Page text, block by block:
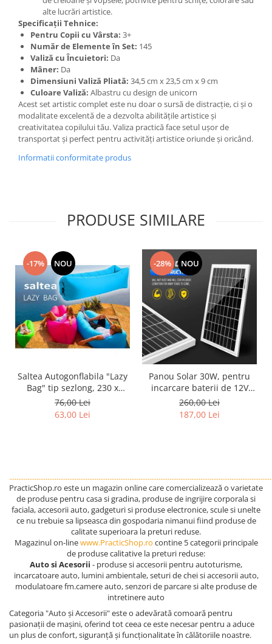
alte lucrări artistice.
Specificații Tehnice:
Pentru Copii cu Vârsta: 3+
Număr de Elemente în Set: 145
Valiză cu Încuietori: Da
Mâner: Da
Dimensiuni Valiză Pliată: 34,5 cm x 23,5 cm x 9 cm
Culoare Valiză: Albastru cu design de unicorn
Acest set artistic complet este nu doar o sursă de distracție, ci și o
modalitate excelentă de a dezvolta abilitățile artistice și
creativitatea copilului tău. Valiza practică face setul ușor de
transportat și perfect pentru activități artistice oriunde și oricând.
Informatii conformitate produs
PRODUSE SIMILARE
-17% NOU
Saltea Autogonflabila "Lazy
Bag" tip sezlong, 230 x
70cm
76,00 Lei
63,00 Lei
-28% NOU
Panou Solar 30W, pentru
incarcare baterii de 12V
portabil
260,00 Lei
187,00 Lei
PracticShop.ro este un magazin online care comercializează o varietate
de produse pentru casa si gradina, produse de ingrijire corporala si
faciala, accesorii auto, gadgeturi si produse electronice, scule si unelte
ce nu trebuie sa lipseasca din gospodaria nimanui fiind produse de
calitate superioara la preturi reduse.
Magazinul on-linewww.PracticShop.ro contine 5 categorii principale
de produse calitative la preturi reduse:
Auto si Acesorii - produse si accesorii pentru autoturisme,
incarcatoare auto, lumini ambientale, seturi de chei si accesorii auto,
modulatoare fm.camere auto, senzori de parcare si alte produse de
intretinere auto
Categoria "Auto și Accesorii" este o adevărată comoară pentru
pasionații de mașini, oferind tot ceea ce este necesar pentru a aduce
un plus de confort, siguranță și funcționalitate în călătoriile noastre.